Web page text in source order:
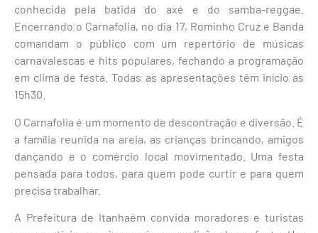
conhecida pela batida do axé e do samba-reggae.
Encerrando o Carnafolia, no dia 17, Rominho Cruz e Banda
comandam o público com um repertório de músicas
carnavalescas e hits populares, fechando a programação
em clima de festa. Todas as apresentações têm início às
15h30.
O Carnafolia é um momento de descontração e diversão. É
a família reunida na areia, as crianças brincando, amigos
dançando e o comércio local movimentado. Uma festa
pensada para todos, para quem pode curtir e para quem
precisa trabalhar.
A Prefeitura de Itanhaém convida moradores e turistas